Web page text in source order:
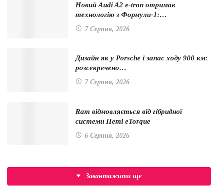
Новий Audi A2 e-tron отримав
технологію з Формули-1:…
7 Серпня, 2026
Дизайн як у Porsche і запас ходу 900 км:
розсекречено…
7 Серпня, 2026
Ram відмовляється від гібридної
системи Hemi eTorque
6 Серпня, 2026
Завантажити ще